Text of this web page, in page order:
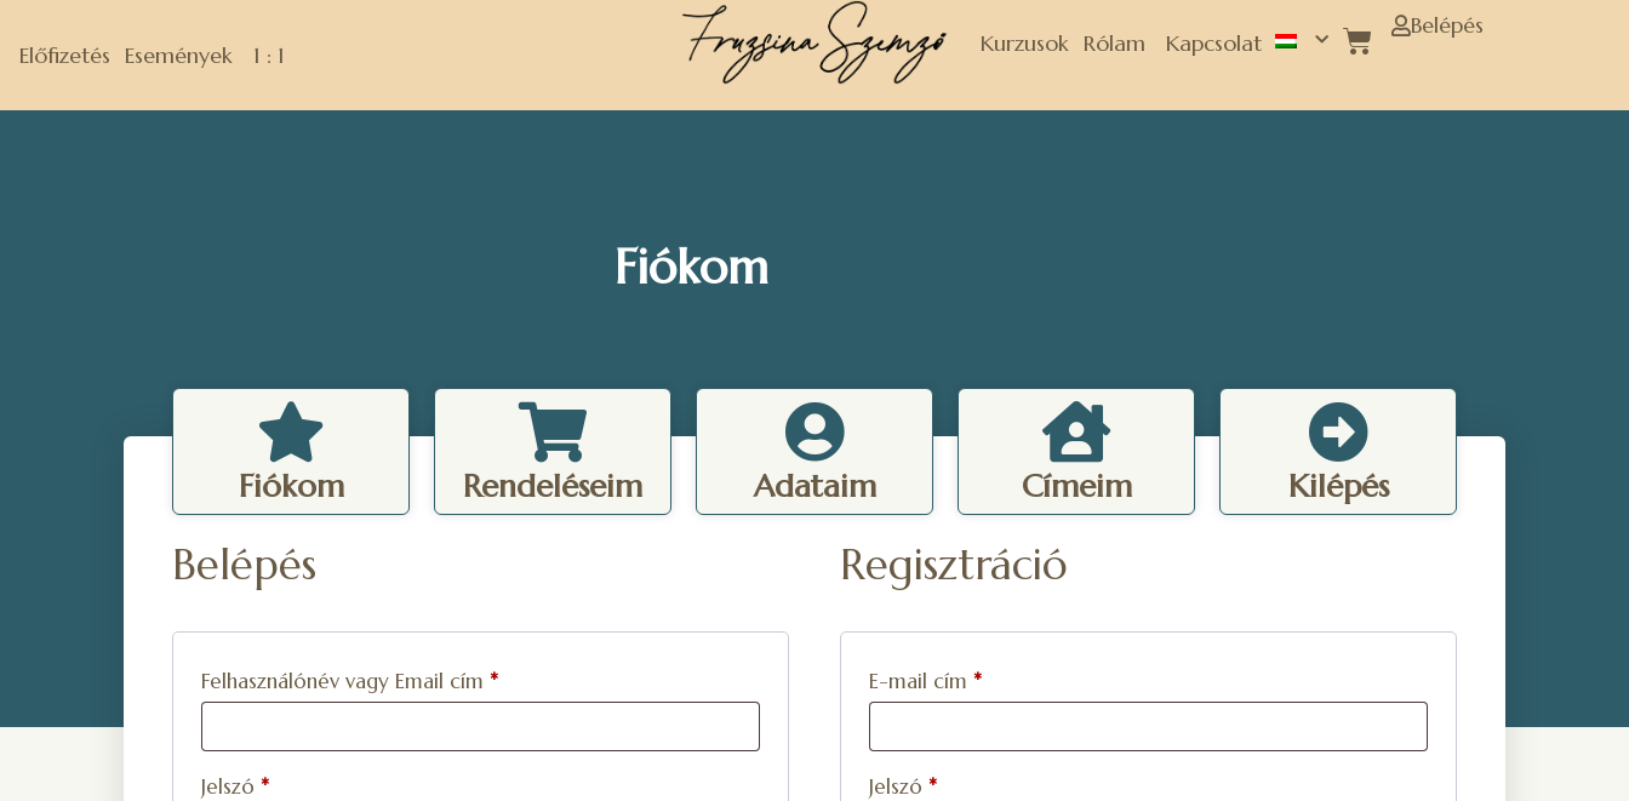
Előfizetés Események 1 : 1 Kurzusok Rólam Kapcsolat
Belépés
Fiókom
Fiókom Rendeléseim Adataim Címeim Kilépés
Belépés
Felhasználónév vagy Email cím *
Jelszó *
Regisztráció
E-mail cím*
Jelszó*